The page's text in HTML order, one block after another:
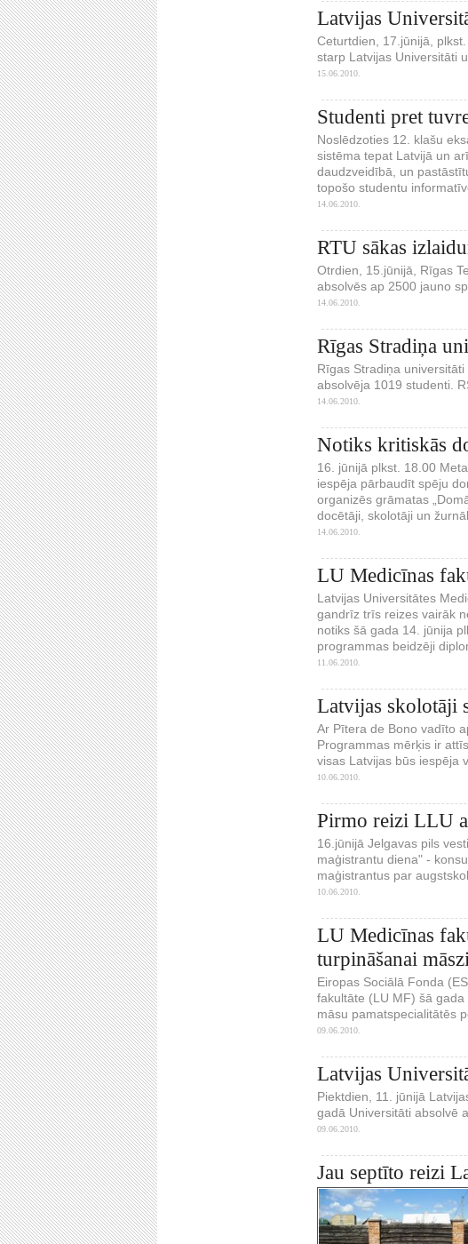
Latvijas
Ceturtdien, 17.jūnijā,
starp Latvijas Universitāti
15.06.2010.
Studenti pret
Noslēdzoties 12. klašu
sistēma tepat Latvijā un
daudzveidībā, un
topošo studentu
14.06.2010.
RTU sākas
Otrdien, 15.jūnijā, Rīgas
absolvēs ap 2500 jauno
14.06.2010.
Rīgas Stradiņa
Rīgas Stradiņa
absolvēja 1019 studenti.
14.06.2010.
Notiks kritiskās
16. jūnijā plkst. 18.00
iespēja pārbaudīt spēju
organizēs grāmatas
docētāji, skolotāji un
14.06.2010.
LU Medicīnas
Latvijas Universitātes
gandrīz trīs reizes vairāk
notiks šā gada 14. jūnija
programmas beidzēji
11.06.2010.
Latvijas skolotāji
Ar Pītera de Bono vadīto
Programmas mērķis ir
visas Latvijas būs iespēja
10.06.2010.
Pirmo reizi LLU
16.jūnijā Jelgavas pils
maģistrantu diena" -
maģistrantus par
10.06.2010.
LU Medicīnas
turpināšanai
Eiropas Sociālā Fonda
fakultāte (LU MF) šā
māsu pamatspecialitātēs
09.06.2010.
Latvijas
Piektdien, 11. jūnijā
gadā Universitāti absolvē
09.06.2010.
Jau septīto reizi